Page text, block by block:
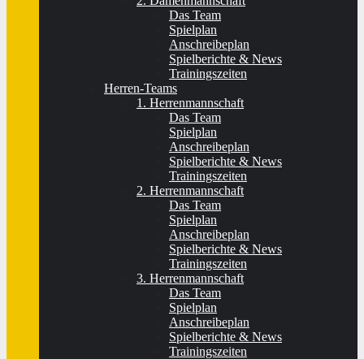
Das Team
Spielplan
Anschreibeplan
Spielberichte & News
Trainingszeiten
Herren-Teams
1. Herrenmannschaft
Das Team
Spielplan
Anschreibeplan
Spielberichte & News
Trainingszeiten
2. Herrenmannschaft
Das Team
Spielplan
Anschreibeplan
Spielberichte & News
Trainingszeiten
3. Herrenmannschaft
Das Team
Spielplan
Anschreibeplan
Spielberichte & News
Trainingszeiten